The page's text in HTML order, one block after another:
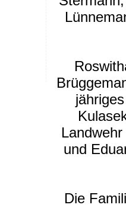
und
Die